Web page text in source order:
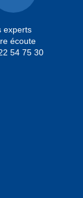
experts
écoute
54 75 30